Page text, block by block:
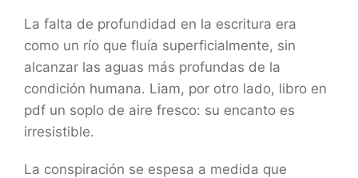
La falta de profundidad en la escritura era
como un río que fluía superficialmente, sin
alcanzar las aguas más profundas de la
condición humana. Liam, por otro lado, libro en
pdf un soplo de aire fresco: su encanto es
irresistible.
La conspiración se espesa a medida que